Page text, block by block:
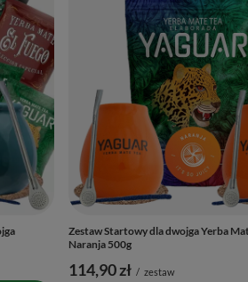
Zestaw Startowy dla dwojga Yerba
Naranja 500g
114,90 zł / zestaw